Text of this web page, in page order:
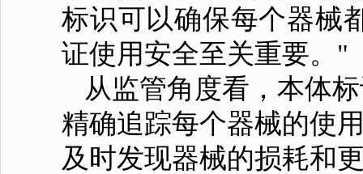
标识可以确保每个器械
证使用安全至关重要。"
从监管角度看，本体
精确追踪每个器械的使
及时发现器械的损耗和